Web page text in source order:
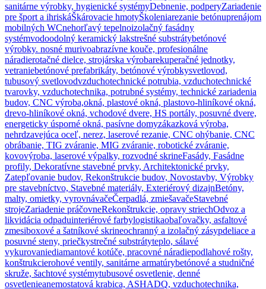
sanitárne výrobky, hygienické systémyDebnenie, podperyZariadenie
pre šport a ihriskáŠkárovacie hmotyŠkoleniarezanie betónuprenájom
mobilných WCnehorľavý tepelnoizolačný fasádny
systémvodoodolný keramický lakstrešné substrátybetónové
výrobky. nosné murivoabrazívne kouče, profesionálne
náradierotačné dielce, strojárska výrobarekuperačné jednotky,
vetraniebetónové prefabrikáty, betónové výrobkysvetlovod,
tubusový svetlovodvzduchotechnické potrubia, vzduchotechnické
tvarovky, vzduchotechnika, potrubné systémy, technické zariadenia
budov, CNC výroba,okná, plastové okná, plastovo-hliníkové okná,
drevo-hliníkové okná, vchodové dvere, HS portály, posuvné dvere,
energeticky úsporné okná, pasívne domyzákazková výroba,
nehrdzavejúca oceľ, nerez, laserové rezanie, CNC ohýbanie, CNC
obrábanie, TIG zváranie, MIG zváranie, robotické zváranie,
kovovýroba, laserové výpalky, rozvodné skrineFasády, Fasádne
profily, Dekoratívne stavebné prvky, Architektonické prvky,
Zatepľovanie budov, Rekonštrukcie budov, Novostavby, Výrobky
pre stavebníctvo, Stavebné materiály, Exteriérový dizajnBetóny,
malty, omietky, vyrovnávačeČerpadlá, zmiešavačeStavebné
strojeZariadenie práčovneRekonštrukcie, opravy striechOdvoz a
likvidácia odpaduinteriérové farbylogistikaobaľovačky, asfaltové
zmesiboxové a šatníkové skrineochranný a izolačný zásypdeliace a
posuvné steny, priečkystrečné substrátyteplo, sálavé
vykurovaniediamantové kotúče, pracovné náradiepodlahové rošty,
konštrukcierohové ventily, sanitárne armatúrybetónové a studničné
skruže, šachtové systémytubusové osvetlenie, denné
osvetlenieanemostatová krabica, ASHADQ, vzduchotechnika,